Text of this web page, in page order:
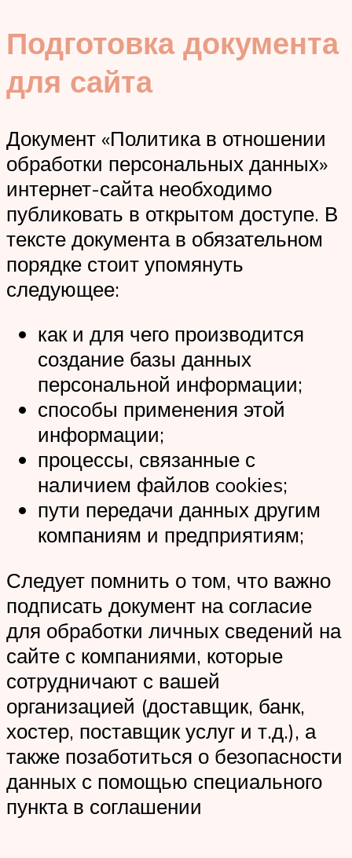
Подготовка документа
для сайта
Документ «Политика в отношении
обработки персональных данных»
интернет-сайта необходимо
публиковать в открытом доступе. В
тексте документа в обязательном
порядке стоит упомянуть
следующее:
как и для чего производится
создание базы данных
персональной информации;
способы применения этой
информации;
процессы, связанные с
наличием файлов cookies;
пути передачи данных другим
компаниям и предприятиям;
Следует помнить о том, что важно
подписать документ на согласие
для обработки личных сведений на
сайте с компаниями, которые
сотрудничают с вашей
организацией (доставщик, банк,
хостер, поставщик услуг и т.д.), а
также позаботиться о безопасности
данных с помощью специального
пункта в соглашении